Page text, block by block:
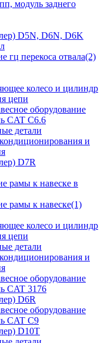
модуль заднего
D5N, D6N, D6K
гц перекоса отвала(2)
колесо и цилиндр
цепи
оборудование
CAT C6.6
детали
и
D7R
рамы к навеске в
рамы к навеске(1)
колесо и цилиндр
цепи
детали
и
оборудование
CAT 3176
D6R
оборудование
CAT C9
D10T